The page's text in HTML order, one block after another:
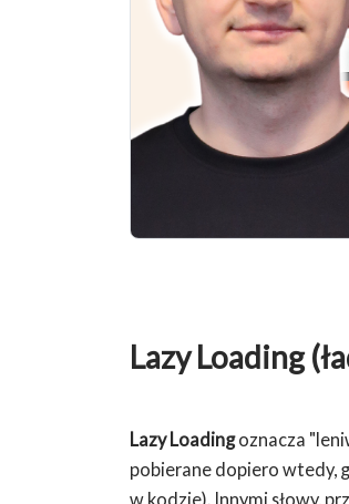
Lazy Loading
Lazy Loadingoznacza
pobierane dopiero wtedy,
w kodzie). Innymi słowy,